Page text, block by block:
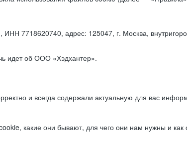
7718620740, адрес: 125047, г. Москва,
идет об ООО «Хэдхантер».
и всегда содержали актуальную для вас
какие они бывают, для чего они нам нужны и как